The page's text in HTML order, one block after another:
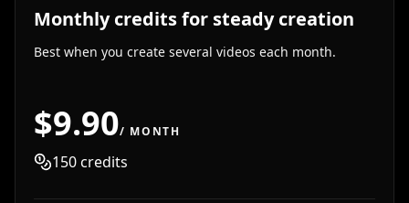
Monthly credits for steady creation
Best when you create several videos each month.
$9.90/ MONTH
150credits